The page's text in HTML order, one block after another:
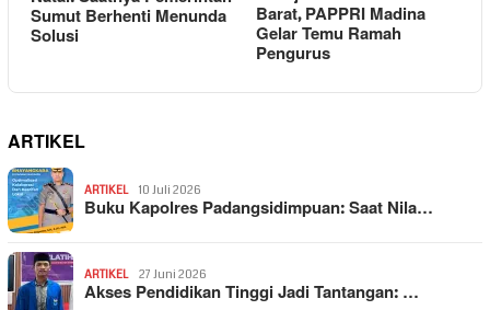
Sumut Berhenti Menunda
Solusi
Barat, PAPPRI Madina
Gelar Temu Ramah
Pengurus
ARTIKEL
ARTIKEL 10 Juli 2026
Buku Kapolres Padangsidimpuan: Saat Nila…
ARTIKEL 27 Juni 2026
Akses Pendidikan Tinggi Jadi Tantangan: …